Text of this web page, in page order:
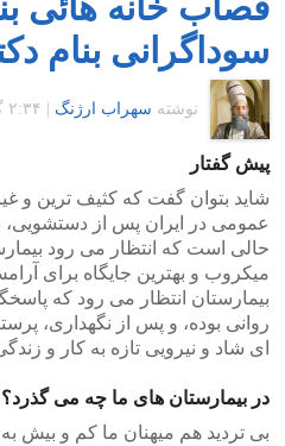
سوداگرانی بنام
نوشته سهراب ارژنگ ۲:۳۴ گرينويچ - پنجشنبه ۲ مرداد ۱۳۹۳
پیش گفتار
شاید بتوان گفت که کثیف ترین و
عمومی در ایران پس از دستشویی،
حالی است که انتظار می رود
میکروب و بهترین جایگاه برای
بیمارستان انتظار می رود که
روانی بوده، و پس از نگهداری،
ای شاد و نیرویی تازه به کار و
در بیمارستان های ما چه می گذرد؟
بی تردید هم میهنان ما کم و بیش به